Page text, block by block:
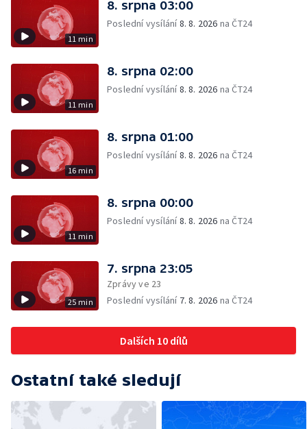
11 min
8. srpna 03:00
Poslední vysílání8. 8. 2026 na ČT24
11 min
8. srpna 02:00
Poslední vysílání8. 8. 2026 na ČT24
16 min
8. srpna 01:00
Poslední vysílání8. 8. 2026 na ČT24
11 min
8. srpna 00:00
Poslední vysílání8. 8. 2026 na ČT24
25 min
7. srpna 23:05
Zprávy ve 23
Poslední vysílání 7. 8. 2026 na ČT24
Dalších 10 dílů
Ostatní také sledují